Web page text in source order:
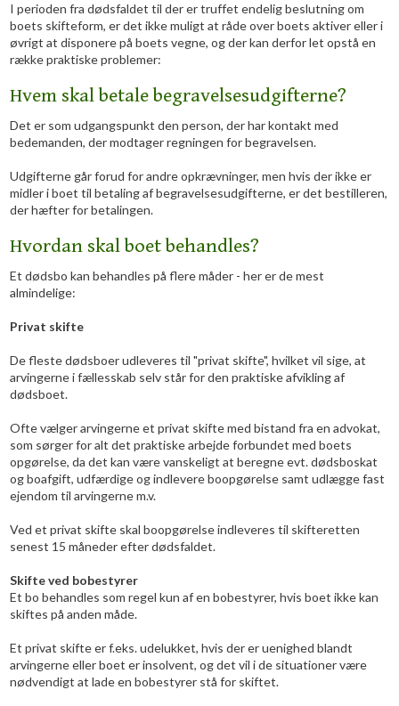
I perioden fra dødsfaldet til der er truffet endelig beslutning om
boets skifteform, er det ikke muligt at råde over boets aktiver eller i
øvrigt at disponere på boets vegne, og der kan derfor let opstå en
række praktiske problemer:
Hvem skal betale begravelsesudgifterne?
Det er som udgangspunkt den person, der har kontakt med
bedemanden, der modtager regningen for begravelsen.
Udgifterne går forud for andre opkrævninger, men hvis der ikke er
midler i boet til betaling af begravelsesudgifterne, er det bestilleren,
der hæfter for betalingen.
Hvordan skal boet behandles?
Et dødsbo kan behandles på flere måder - her er de mest
almindelige:
Privat skifte
De fleste dødsboer udleveres til "privat skifte", hvilket vil sige, at
arvingerne i fællesskab selv står for den praktiske afvikling af
dødsboet.
Ofte vælger arvingerne et privat skifte med bistand fra en advokat,
som sørger for alt det praktiske arbejde forbundet med boets
opgørelse, da det kan være vanskeligt at beregne evt. dødsboskat
og boafgift, udfærdige og indlevere boopgørelse samt udlægge fast
ejendom til arvingerne m.v.
Ved et privat skifte skal boopgørelse indleveres til skifteretten
senest 15 måneder efter dødsfaldet.
Skifte ved bobestyrer
Et bo behandles som regel kun af en bobestyrer, hvis boet ikke kan
skiftes på anden måde.
Et privat skifte er f.eks. udelukket, hvis der er uenighed blandt
arvingerne eller boet er insolvent, og det vil i de situationer være
nødvendigt at lade en bobestyrer stå for skiftet.